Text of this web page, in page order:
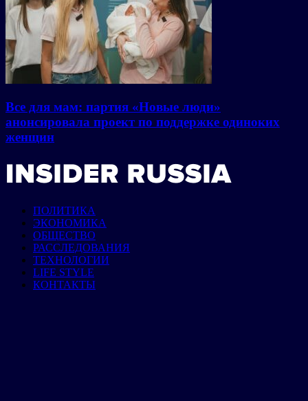
Все для мам: партия «Новые люди»
анонсировала проект по поддержке одиноких
женщин
ПОЛИТИКА
ЭКОНОМИКА
ОБЩЕСТВО
РАССЛЕДОВАНИЯ
ТЕХНОЛОГИИ
LIFE STYLE
КОНТАКТЫ